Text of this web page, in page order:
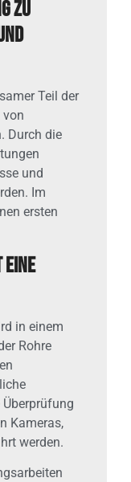
zu
Teil der
Durch die
und
Im
ersten
in einem
Rohre
Kameras,
werden.